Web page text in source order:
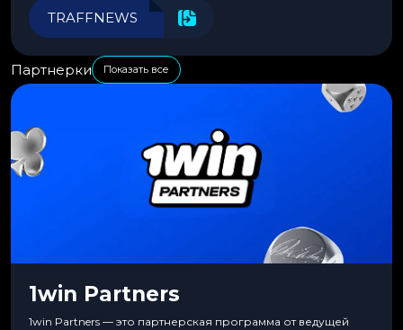
эффективности.
TRAFFNEWS
Партнерки Показать все
1win Partners
1win Partners — это партнерская программа от ведущей